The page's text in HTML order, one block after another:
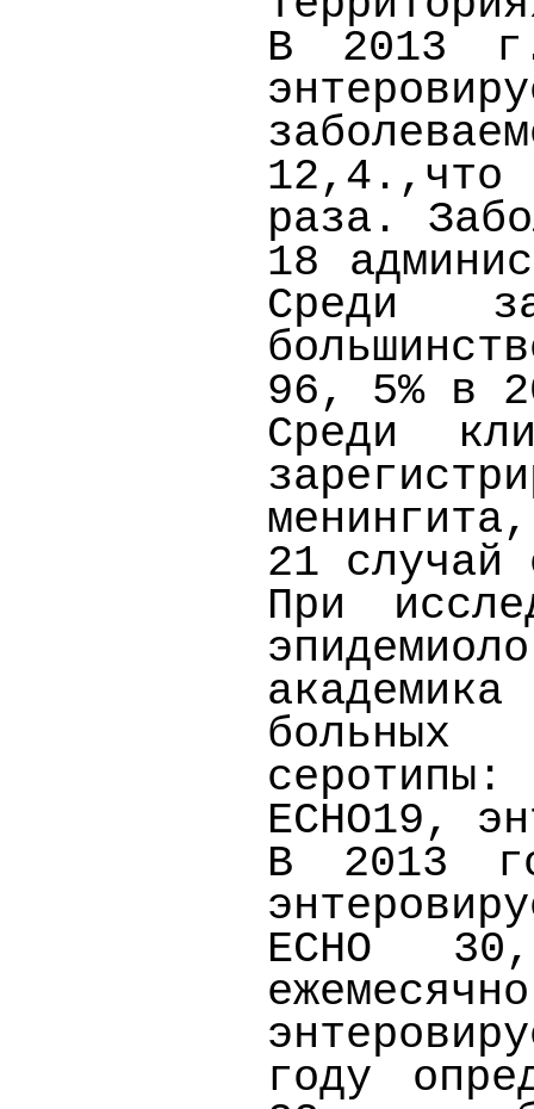
В 2013 г
12,4.,что
раза.
18
Среди
96, 5% в
Среди
21 случай
При
больных
ЕСНО19,
В 2013
ЕСНО
году